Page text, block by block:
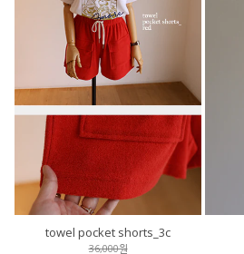
towel pocket shorts_3c
36,000원